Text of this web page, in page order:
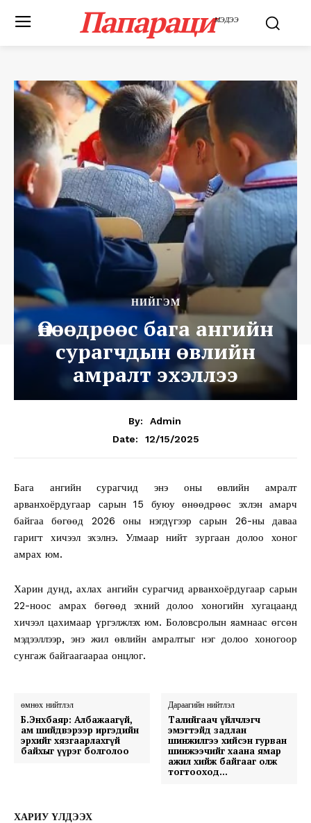
ПапарациМЭДЭЭ
НИЙГЭМ
Өнөөдрөөс бага ангийн
сурагчдын өвлийн
амралт эхэллээ
By:
Admin
Date:
12/15/2025
Бага ангийн сурагчид энэ оны өвлийн амралт
арванхоёрдугаар сарын 15 буюу өнөөдрөөс эхлэн амарч
байгаа бөгөөд 2026 оны нэгдүгээр сарын 26-ны даваа
гаригт хичээл эхэлнэ. Улмаар нийт зургаан долоо хоног
амрах юм.
Харин дунд, ахлах ангийн сурагчид арванхоёрдугаар сарын
22-ноос амрах бөгөөд эхний долоо хоногийн хугацаанд
хичээл цахимаар үргэлжлэх юм. Боловсролын яамнаас өгсөн
мэдээллээр, энэ жил өвлийн амралтыг нэг долоо хоногоор
сунгаж байгаагаараа онцлог.
өмнөх нийтлэл
Б.Энхбаяр: Албажаагүй,
ам шийдвэрээр иргэдийн
эрхийг хязгаарлахгүй
байхыг үүрэг болголоо
Дараагийн нийтлэл
Талийгаач үйлчлэгч
эмэгтэйд задлан
шинжилгээ хийсэн гурван
шинжээчийг хаана ямар
ажил хийж байгааг олж
тогтооход…
ХАРИУ ҮЛДЭЭХ